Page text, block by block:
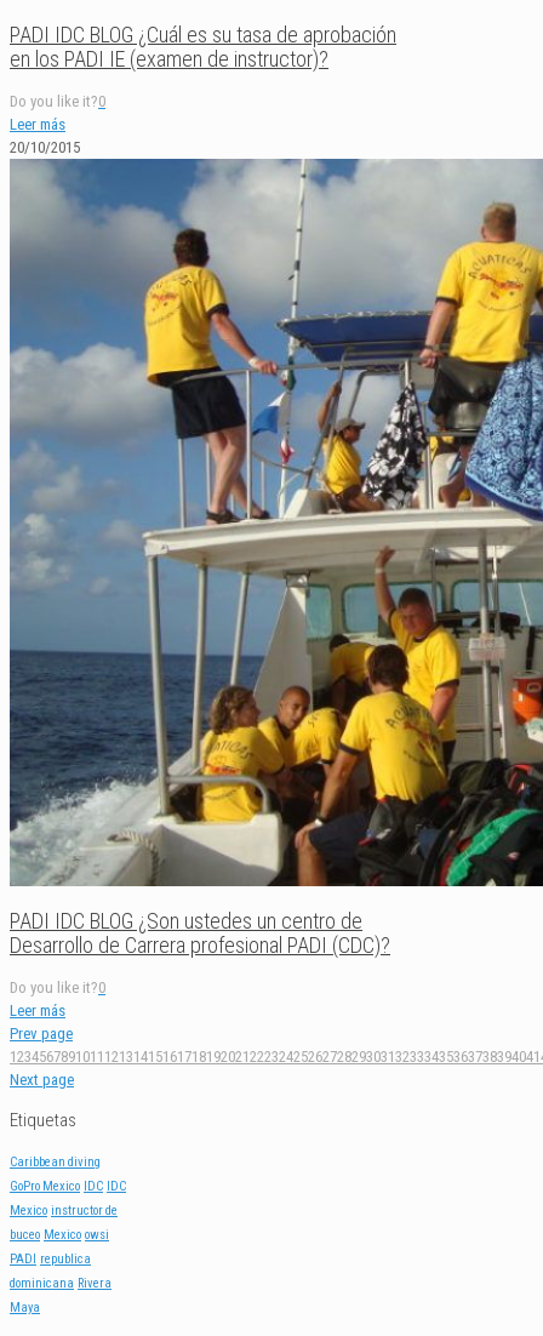
PADI IDC BLOG ¿Cuál es su tasa de aprobación
en los PADI IE (examen de instructor)?
Do you like it?0
Leer más
20/10/2015
PADI IDC BLOG ¿Son ustedes un centro de
Desarrollo de Carrera profesional PADI (CDC)?
Do you like it?0
Leer más
Prev page
1234567891011 121314151617181920212223242526272829303132333435363738394041
Next page
Etiquetas
Caribbean diving
GoPro Mexico
IDC
IDC
Mexico instructor de
buceo Mexico owsi
PADI
republica
dominicana Rivera
Maya